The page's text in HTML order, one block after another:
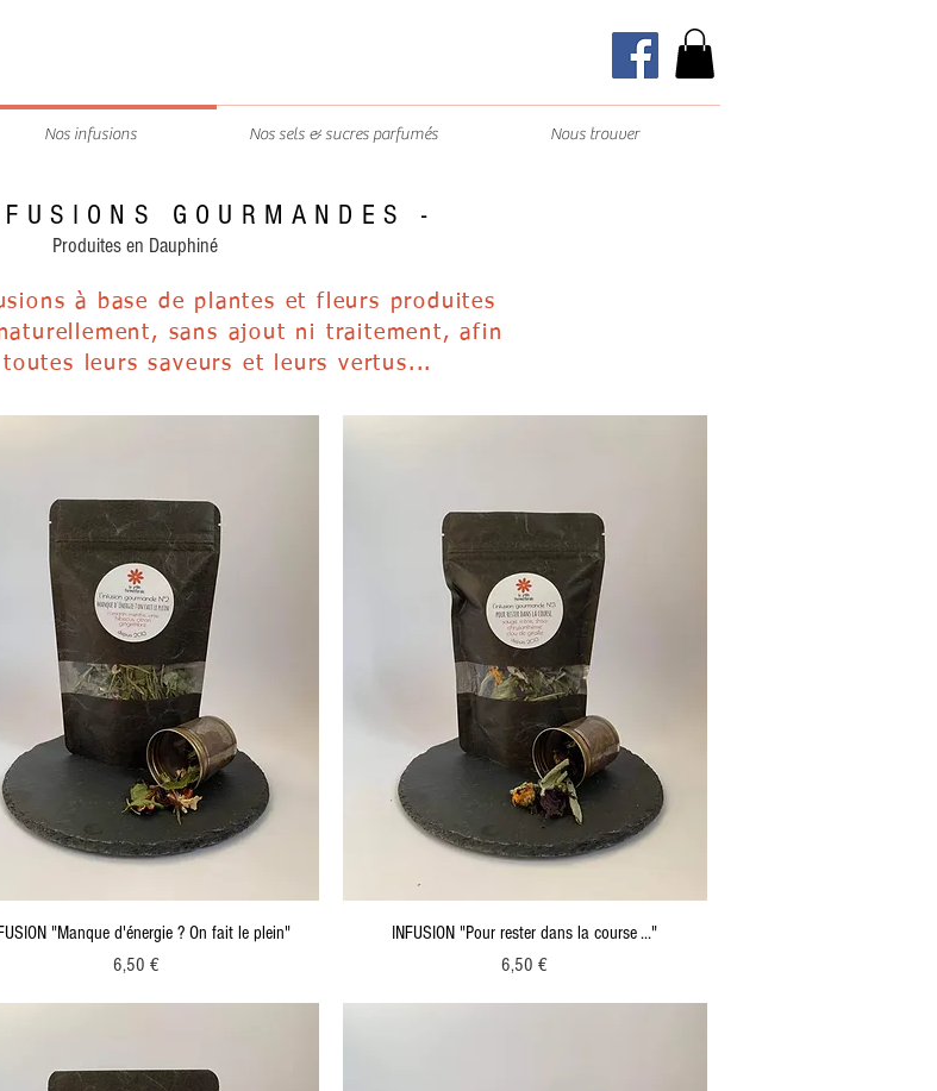
Nos infusions Nos sels & sucres parfumés Nous trouver
GOURMANDES -
Produites en Dauphiné
à base de plantes et fleurs produites
sans ajout ni traitement, afin
leurs saveurs et leurs vertus...
"Manque d'énergie ? On fait le plein"
Prix
6,50 €
INFUSION "Pour rester dans la course ..."
Prix
6,50 €